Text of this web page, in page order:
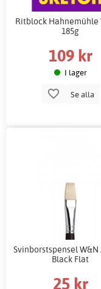
Ritblock Hahnemühle
185g
109 kr
I lager
Se alla
Svinborstspensel W&N
Black Flat
25 kr